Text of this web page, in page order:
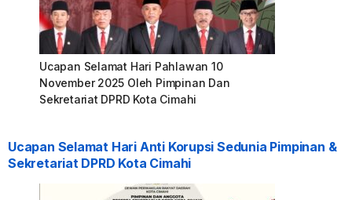
Ucapan Selamat Hari Pahlawan 10
November 2025 Oleh Pimpinan Dan
Sekretariat DPRD Kota Cimahi
Ucapan Selamat Hari Anti Korupsi Sedunia Pimpinan &
Sekretariat DPRD Kota Cimahi